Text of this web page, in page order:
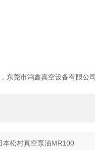
，东莞市鸿鑫真空设备有限公